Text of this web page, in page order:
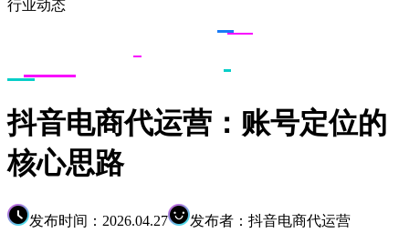
行业动态
抖音电商代运营：账号定位的
核心思路
发布时间：2026.04.27 发布者：抖音电商代运营